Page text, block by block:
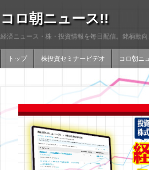
コロ朝ニュース!!
経済ニュース・株・投資情報を毎日配信。銘柄動
トップ 株投資セミナービデオ コロ朝ニ